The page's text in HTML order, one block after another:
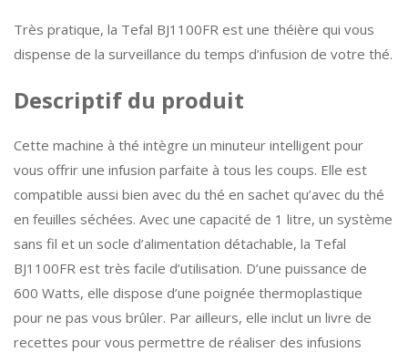
Très pratique, la Tefal BJ1100FR est une théière qui vous
dispense de la surveillance du temps d’infusion de votre thé.
Descriptif du produit
Cette machine à thé intègre un minuteur intelligent pour
vous offrir une infusion parfaite à tous les coups. Elle est
compatible aussi bien avec du thé en sachet qu’avec du thé
en feuilles séchées. Avec une capacité de 1 litre, un système
sans fil et un socle d’alimentation détachable, la Tefal
BJ1100FR est très facile d’utilisation. D’une puissance de
600 Watts, elle dispose d’une poignée thermoplastique
pour ne pas vous brûler. Par ailleurs, elle inclut un livre de
recettes pour vous permettre de réaliser des infusions